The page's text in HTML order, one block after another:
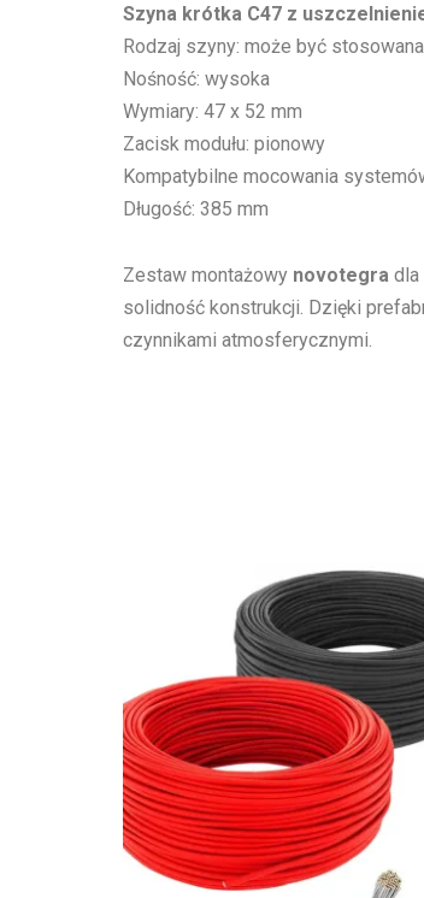
Szyna krótka C47 z
Rodzaj szyny: może być
Nośność: wysoka
Wymiary: 47 x 52 mm
Zacisk modułu: pionowy
Kompatybilne mocowania
Długość: 385 mm
Zestaw montażowy novotegra dla
solidność konstrukcji. Dzięki
czynnikami atmosferycznymi.